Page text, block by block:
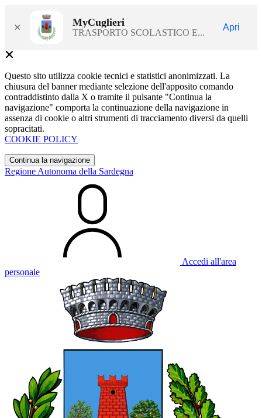
× MyCuglieri
TRASPORTO SCOLASTICO E...
Apri
Questo sito utilizza cookie tecnici e statistici anonimizzati. La
chiusura del banner mediante selezione dell'apposito comando
contraddistinto dalla X o tramite il pulsante "Continua la
navigazione" comporta la continuazione della navigazione in
assenza di cookie o altri strumenti di tracciamento diversi da quelli
sopracitati.
COOKIE POLICY
Continua la navigazione
Regione Autonoma della Sardegna
Accedi all'area
personale